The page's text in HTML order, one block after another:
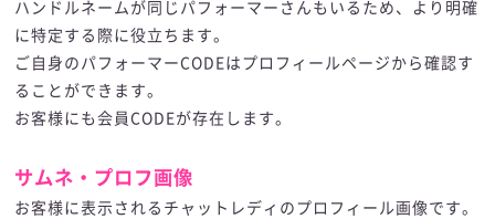
ハンドルネームが同じパフォーマーさんもいるため、より明確
に特定する際に役立ちます。
ご自身のパフォーマーCODEはプロフィールページから確認す
ることができます。
お客様にも会員CODEが存在します。
サムネ・プロフ画像
お客様に表示されるチャットレディのプロフィール画像です。